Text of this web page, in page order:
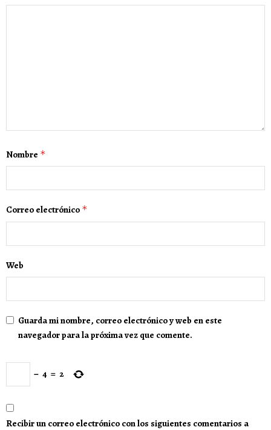
Nombre *
Correo electrónico *
Web
Guarda mi nombre, correo electrónico y web en este
navegador para la próxima vez que comente.
− 4 = 2
Recibir un correo electrónico con los siguientes comentarios a